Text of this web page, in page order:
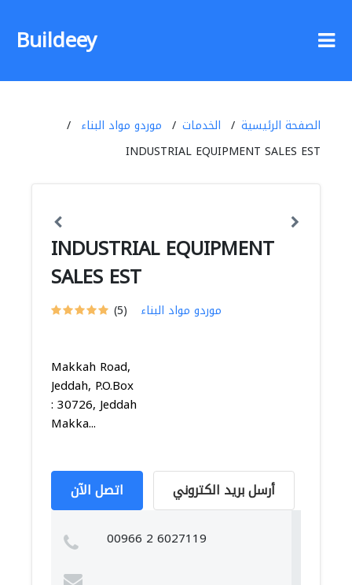
Buildeey
الصفحة الرئيسية الخدمات
موردو مواد البناء
INDUSTRIAL EQUIPMENT SALES EST
INDUSTRIAL EQUIPMENT
SALES EST
(5) موردو مواد البناء
Makkah Road,
Jeddah, P.O.Box
: 30726, Jeddah
Makka...
اتصل الآن أرسل بريد الكتروني
00966 2 6027119